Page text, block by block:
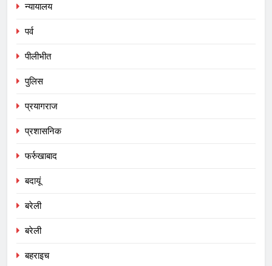
न्यायालय
पर्व
पीलीभीत
पुलिस
प्रयागराज
प्रशासनिक
फर्रुखाबाद
बदायूं
बरेली
बरेली
बहराइच